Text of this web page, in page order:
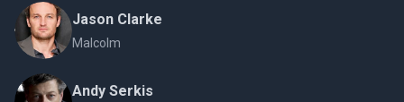
Jason Clarke
Malcolm
Andy Serkis